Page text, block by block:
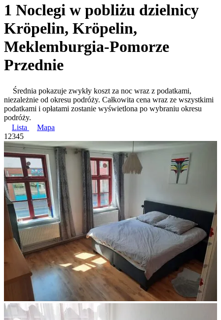
1 Noclegi w pobliżu dzielnicy
Kröpelin, Kröpelin,
Meklemburgia-Pomorze
Przednie
Średnia pokazuje zwykły koszt za noc wraz z podatkami,
niezależnie od okresu podróży. Całkowita cena wraz ze wszystkimi
podatkami i opłatami zostanie wyświetlona po wybraniu okresu
podróży.
Lista
Mapa
1 2345